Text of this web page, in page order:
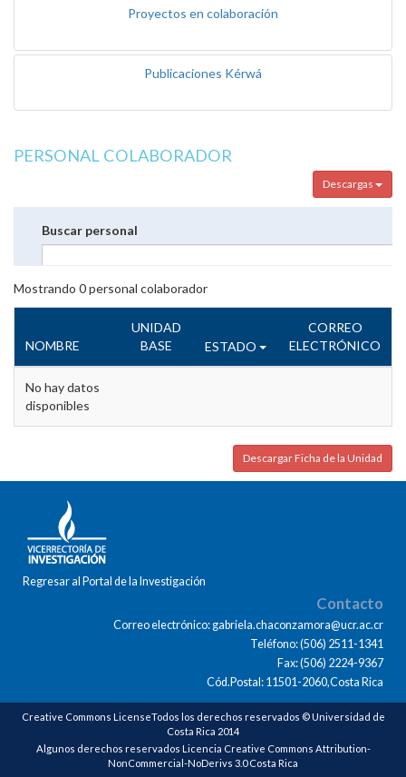
Proyectos en colaboración
Publicaciones Kérwá
PERSONAL COLABORADOR
Descargas
Buscar personal
Mostrando 0personal colaborador
NOMBRE
UNIDAD
BASE
ESTADO
CORREO
ELECTRÓNICO
No hay datos
disponibles
Descargar Ficha de la Unidad
Regresar al Portal de la Investigación
Contacto
Correo electrónico: gabriela.chaconzamora@ucr.ac.cr
Teléfono: (506) 2511-1341
Fax: (506) 2224-9367
Cód.Postal: 11501-2060,Costa Rica
Creative Commons LicenseTodos los derechos reservados © Universidad de
Costa Rica 2014
Algunos derechos reservados Licencia Creative Commons Attribution-
NonCommercial-NoDerivs 3.0 Costa Rica